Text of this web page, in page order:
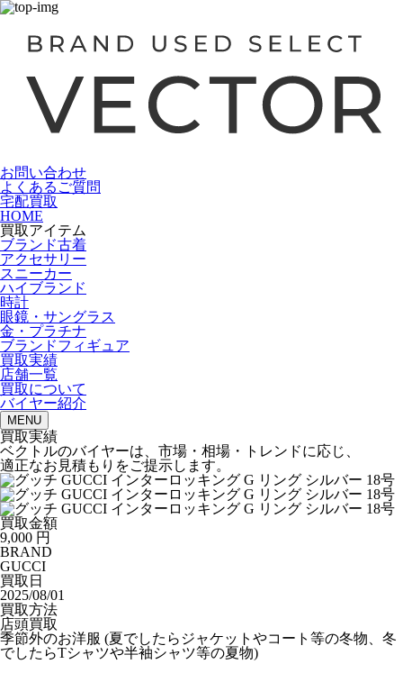
お問い合わせ
よくあるご質問
宅配買取
HOME
買取アイテム
ブランド古着
アクセサリー
スニーカー
ハイブランド
時計
眼鏡・サングラス
金・プラチナ
ブランドフィギュア
買取実績
店舗一覧
買取について
バイヤー紹介
MENU
買取実績
ベクトルのバイヤーは、市場・相場・トレンドに応じ、
適正なお見積もりをご提示します。
買取金額
9,000 円
BRAND
GUCCI
買取日
2025/08/01
買取方法
店頭買取
季節外のお洋服 (夏でしたらジャケットやコート等の冬物、冬
でしたらTシャツや半袖シャツ等の夏物)